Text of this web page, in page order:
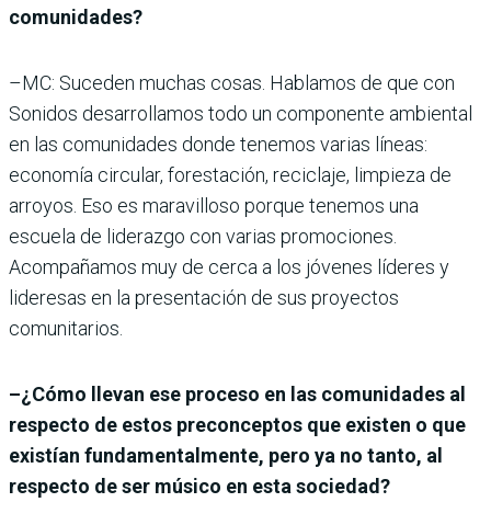
comunidades?
–MC: Suceden muchas cosas. Hablamos de que con
Sonidos desarrollamos todo un componente ambiental
en las comunidades donde tenemos varias líneas:
economía circular, forestación, reciclaje, limpieza de
arroyos. Eso es maravilloso porque tenemos una
escuela de liderazgo con varias promociones.
Acompañamos muy de cerca a los jóvenes líderes y
lideresas en la presentación de sus proyectos
comunitarios.
–¿Cómo llevan ese proceso en las comunidades al
respecto de estos preconceptos que existen o que
existían fundamentalmente, pero ya no tanto, al
respecto de ser músico en esta sociedad?